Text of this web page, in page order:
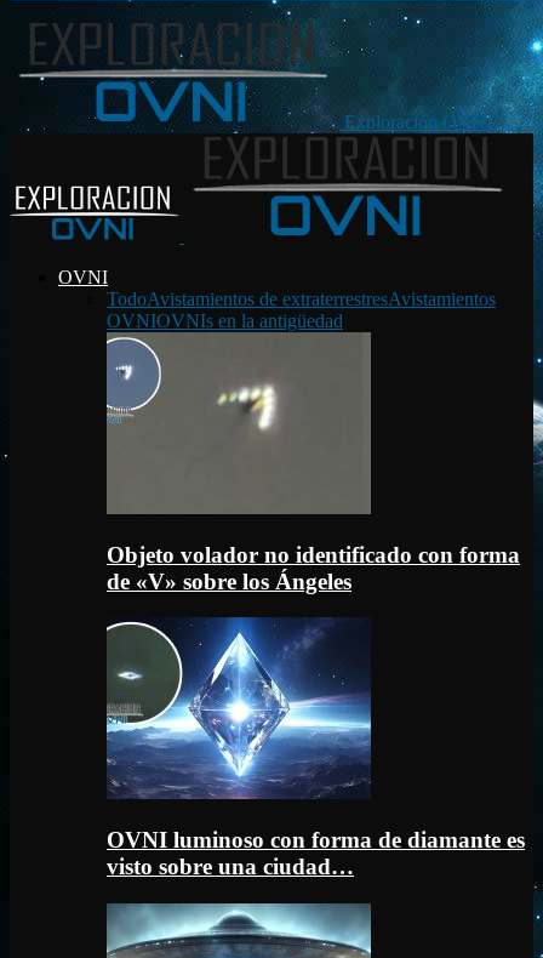
Exploración OVNI
OVNI
TodoAvistamientos de extraterrestresAvistamientos
OVNIOVNIs en la antigüedad
Objeto volador no identificado con forma
de «V» sobre los Ángeles
OVNI luminoso con forma de diamante es
visto sobre una ciudad…